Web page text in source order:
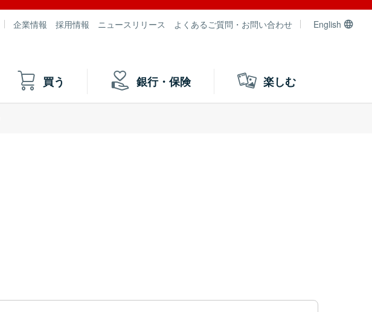
企業情報 採用情報 ニュースリリース よくあるご質問・お問い合わせ English
買う 銀行・保険 楽しむ